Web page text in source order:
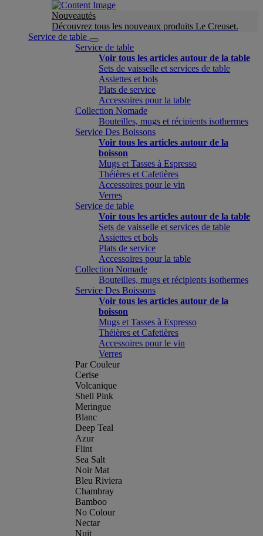
Nouveautés
Découvrez tous les nouveaux produits Le Creuset.
Service de table
Service de table
Voir tous les articles autour de la table
Sets de vaisselle et services de table
Assiettes et bols
Plats de service
Accessoires pour la table
Collection Nomade
Bouteilles, mugs et récipients isothermes
Service Des Boissons
Voir tous les articles autour de la
boisson
Mugs et Tasses à Espresso
Théières et Cafetières
Accessoires pour le vin
Verres
Service de table
Voir tous les articles autour de la table
Sets de vaisselle et services de table
Assiettes et bols
Plats de service
Accessoires pour la table
Collection Nomade
Bouteilles, mugs et récipients isothermes
Service Des Boissons
Voir tous les articles autour de la
boisson
Mugs et Tasses à Espresso
Théières et Cafetières
Accessoires pour le vin
Verres
Par Couleur
Cerise
Volcanique
Shell Pink
Meringue
Blanc
Deep Teal
Azur
Flint
Sea Salt
Noir Mat
Bleu Riviera
Chambray
Bamboo
No Colour
Nectar
Nuit